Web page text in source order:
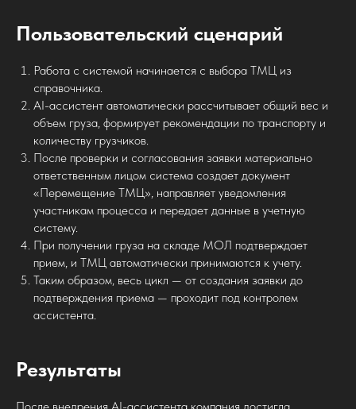
Пользовательский сценарий
Работа с системой начинается с выбора ТМЦ из
справочника.
AI-ассистент автоматически рассчитывает общий вес и
объем груза, формирует рекомендации по транспорту и
количеству грузчиков.
После проверки и согласования заявки материально
ответственным лицом система создает документ
«Перемещение ТМЦ», направляет уведомления
участникам процесса и передает данные в учетную
систему.
При получении груза на складе МОЛ подтверждает
прием, и ТМЦ автоматически принимаются к учету.
Таким образом, весь цикл — от создания заявки до
подтверждения приема — проходит под контролем
ассистента.
Результаты